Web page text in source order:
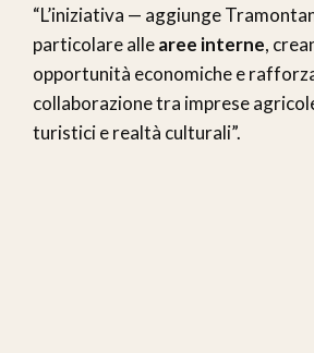
“L’iniziativa — aggiunge
particolare allearee interne,
opportunità economiche e
collaborazione tra imprese
turistici e realtà culturali”.